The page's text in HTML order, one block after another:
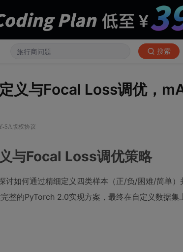
搜索
义与Focal Loss调优，
SA版权协议
与Focal Loss调优策略
讨如何通过精细定义四类样本（正/负/困难/简单）
整的PyTorch 2.0实现方案，最终在自定义数据集